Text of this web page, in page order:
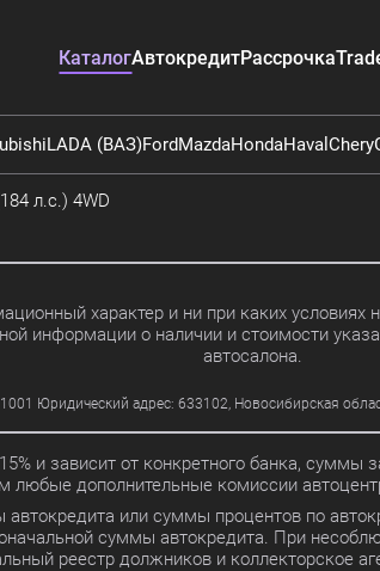
КаталогАвтокредитРассрочка
LADA (ВАЗ)FordMazdaHondaHaval Chery
л.с.) 4WD
характер и ни при каких
информации о наличии и стоимости
автосалона.
адрес: 633102, Новосибирская
и зависит от конкретного банка,
любые дополнительные комиссии
или суммы процентов по
суммы автокредита. При
реестр должников и коллекторское